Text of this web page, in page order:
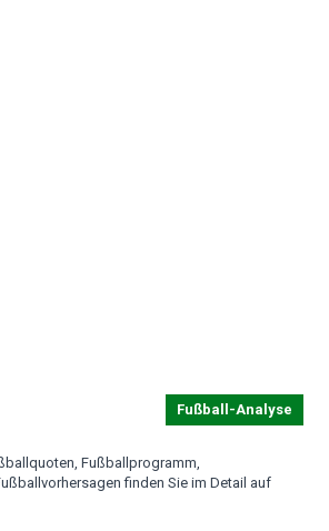
Fußball-Analyse
Fußballprogramm,
finden Sie im Detail auf